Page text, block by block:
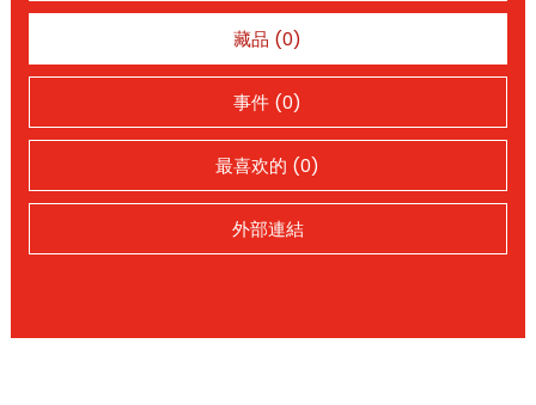
藏品 (0)
事件 (0)
最喜欢的 (0)
外部連結